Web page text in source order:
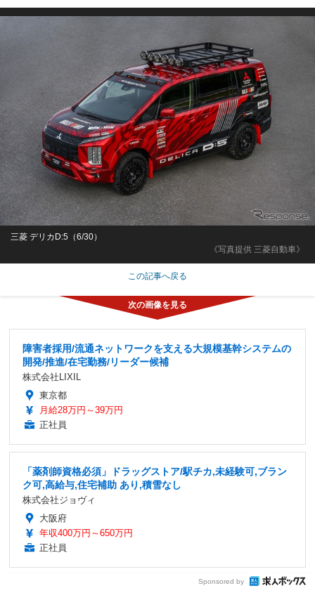
《写真提供 三菱自動車》
三菱 デリカD:5（6/30）
この記事へ戻る
障害者採用/流通ネットワークを支える大規模基幹システムの
開発/推進/在宅勤務/リーダー候補
株式会社LIXIL
東京都
月給28万円～39万円
正社員
「薬剤師資格必須」ドラッグストア/駅チカ,未経験可,ブラン
ク可,高給与,住宅補助 あり,積雪なし
株式会社ジョヴィ
大阪府
年収400万円～650万円
正社員
Sponsored by